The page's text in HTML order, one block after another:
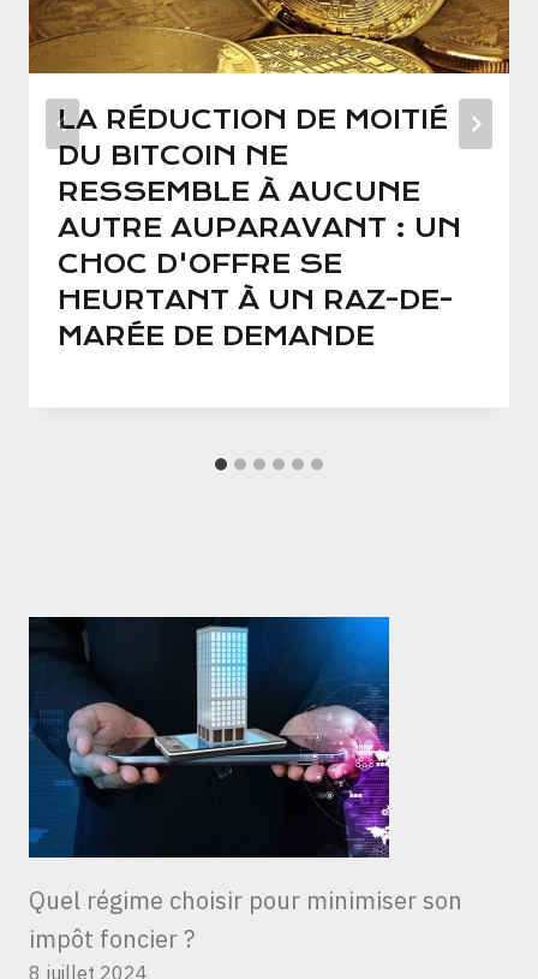
LA RÉDUCTION DE MOITIÉ
DU BITCOIN NE
RESSEMBLE À AUCUNE
AUTRE AUPARAVANT : UN
CHOC D'OFFRE SE
HEURTANT À UN RAZ-DE-
MARÉE DE DEMANDE
Quel régime choisir pour minimiser son
impôt foncier ?
8 juillet 2024